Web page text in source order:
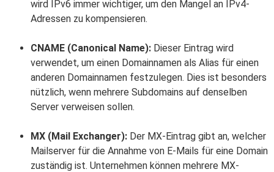
wird IPv6 immer wichtiger, um den Mangel an IPv4-
Adressen zu kompensieren.
CNAME (Canonical Name): Dieser Eintrag wird
verwendet, um einen Domainnamen als Alias für einen
anderen Domainnamen festzulegen. Dies ist besonders
nützlich, wenn mehrere Subdomains auf denselben
Server verweisen sollen.
MX (Mail Exchanger): Der MX-Eintrag gibt an, welcher
Mailserver für die Annahme von E-Mails für eine Domain
zuständig ist. Unternehmen können mehrere MX-